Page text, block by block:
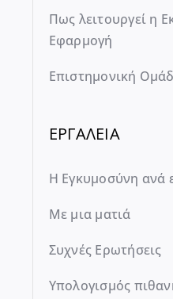
Πως λειτουργεί η
Εφαρμογή
Επιστημονική
ΕΡΓΑΛΕΙΑ
Η Εγκυμοσύνη ανά
Με μια ματιά
Συχνές Ερωτήσεις
Υπολογισμός